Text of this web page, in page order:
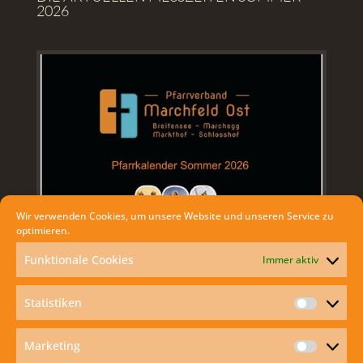
Wir verwenden Cookies, um unsere Website und unseren Service zu
optimieren.
Funktionale Cookies Immer aktiv
Statistiken
Marketing
2026